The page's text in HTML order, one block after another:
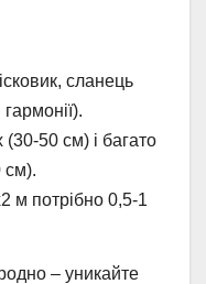
сланець
(30-50 см) і багато
см).
м потрібно 0,5-1
– уникайте